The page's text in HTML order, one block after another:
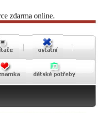
zdarma online.